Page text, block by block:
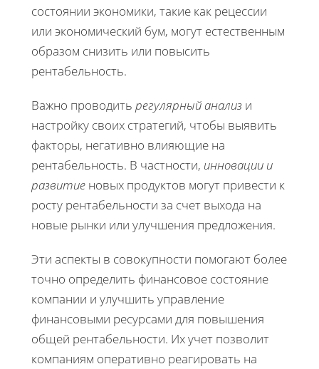
состоянии экономики, такие как рецессии
или экономический бум, могут естественным
образом снизить или повысить
рентабельность.
Важно проводить регулярный анализ и
настройку своих стратегий, чтобы выявить
факторы, негативно влияющие на
рентабельность. В частности, инновации и
развитие новых продуктов могут привести к
росту рентабельности за счет выхода на
новые рынки или улучшения предложения.
Эти аспекты в совокупности помогают более
точно определить финансовое состояние
компании и улучшить управление
финансовыми ресурсами для повышения
общей рентабельности. Их учет позволит
компаниям оперативно реагировать на